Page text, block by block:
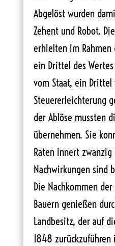
Abgelöst wurden
Zehent und Robot.
erhielten im Rahmen
ein Drittel des
vom Staat, ein Drittel
Steuererleichterung
der Ablöse mussten
übernehmen. Sie
Raten innert zwanzig
Nachwirkungen sind
Die Nachkommen
Bauern genießen
Landbesitz, der auf
1848